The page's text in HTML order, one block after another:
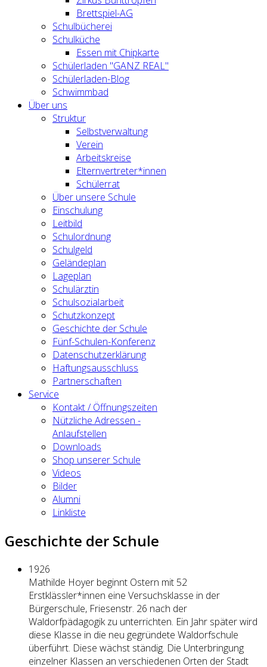
Brettspiel-AG
Schulbücherei
Schulküche
Essen mit Chipkarte
Schülerladen "GANZ REAL"
Schülerladen-Blog
Schwimmbad
Über uns
Struktur
Selbstverwaltung
Verein
Arbeitskreise
Elternvertreter*innen
Schülerrat
Über unsere Schule
Einschulung
Leitbild
Schulordnung
Schulgeld
Geländeplan
Lageplan
Schulärztin
Schulsozialarbeit
Schutzkonzept
Geschichte der Schule
Fünf-Schulen-Konferenz
Datenschutzerklärung
Haftungsausschluss
Partnerschaften
Service
Kontakt / Öffnungszeiten
Nützliche Adressen -
Anlaufstellen
Downloads
Shop unserer Schule
Videos
Bilder
Alumni
Linkliste
Geschichte der Schule
1926
Mathilde Hoyer beginnt Ostern mit 52
Erstklässler*innen eine Versuchsklasse in der
Bürgerschule, Friesenstr. 26 nach der
Waldorfpädagogik zu unterrichten. Ein Jahr später wird
diese Klasse in die neu gegründete Waldorfschule
überführt. Diese wächst ständig. Die Unterbringung
einzelner Klassen an verschiedenen Orten der Stadt